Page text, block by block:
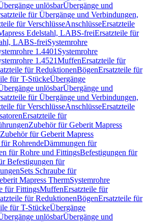
unlösbarÜbergänge und
für Übergänge und Verbindungen,
für VerschlüsseAnschlüsseErsatzteile
Edelstahl, LABS-freiErsatzteile für
LABS-freiSystemrohre
1.4401 Systemrohre
1.4521MuffenErsatzteile für
für ReduktionenBögenErsatzteile für
für T-StückeÜbergänge
unlösbarÜbergänge und
für Übergänge und Verbindungen,
für VerschlüsseAnschlüsseErsatzteile
Ersatzteile für
Zubehör für Geberit Mapress
für Geberit Mapress
RohrendeDämmungen für
für Rohre und FittingsBefestigungen für
Befestigungen für
Sets Schraube für
Mapress ThermSystemrohre
für FittingsMuffenErsatzteile für
für ReduktionenBögenErsatzteile für
für T-StückeÜbergänge
unlösbarÜbergänge und